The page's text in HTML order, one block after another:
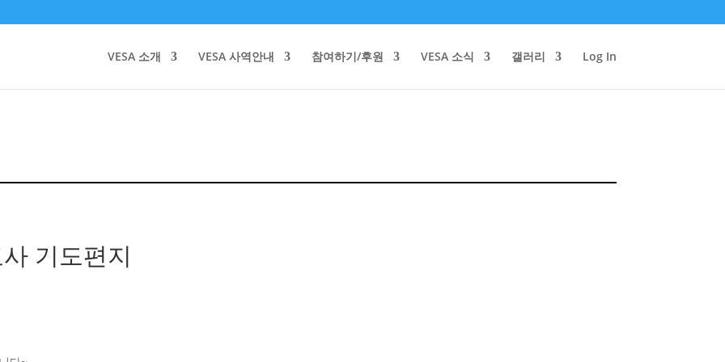
VESA 소개 VESA 사역안내 참여하기/후원 VESA 소식 갤러리 Log In
기도편지